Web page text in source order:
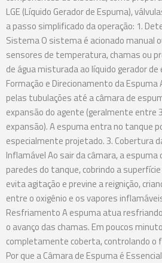
LGE (Líquido Gerador de Espuma),
a passo simplificado da operação: 1.
Sistema O sistema é acionado manual
sensores de temperatura, chamas ou
de água misturada ao líquido gerador de
Formação e Direcionamento da Espuma
pelas tubulações até a câmara de
expansão do agente (geralmente entre
expansão). A espuma entra no tanque
especialmente projetado. 3. Cobertura
Inflamável Ao sair da câmara, a
paredes do tanque, cobrindo a
evita agitação e previne a reignição,
entre o oxigênio e os vapores
Resfriamento A espuma atua
o avanço das chamas. Em poucos
completamente coberta, controlando o
Por que a Câmara de Espuma é